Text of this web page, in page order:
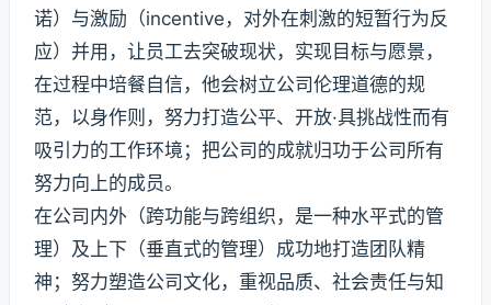
诺）与激励（incentive，对外在刺激的短暂行为反
应）并用，让员工去突破现状，实现目标与愿景，
在过程中培餐自信，他会树立公司伦理道德的规
范，以身作则，努力打造公平、开放·具挑战性而有
吸引力的工作环境；把公司的成就归功于公司所有
努力向上的成员。
在公司内外（跨功能与跨组织，是一种水平式的管
理）及上下（垂直式的管理）成功地打造团队精
神；努力塑造公司文化，重视品质、社会责任与知